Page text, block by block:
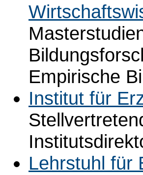
Empirische
Institut für
Lehrstuhl für